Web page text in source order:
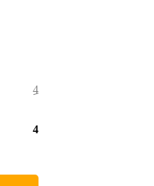
49,30 €
49,00 €